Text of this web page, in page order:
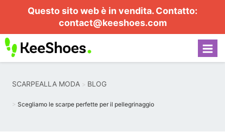
Questo sito web è in vendita. Contatto:
contact@keeshoes.com
SCARPEALLA MODA BLOG
Scegliamo le scarpe perfette per il pellegrinaggio